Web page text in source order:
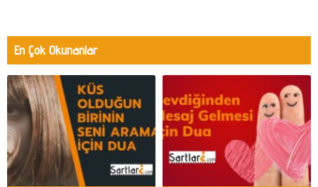
En Çok Okunanlar